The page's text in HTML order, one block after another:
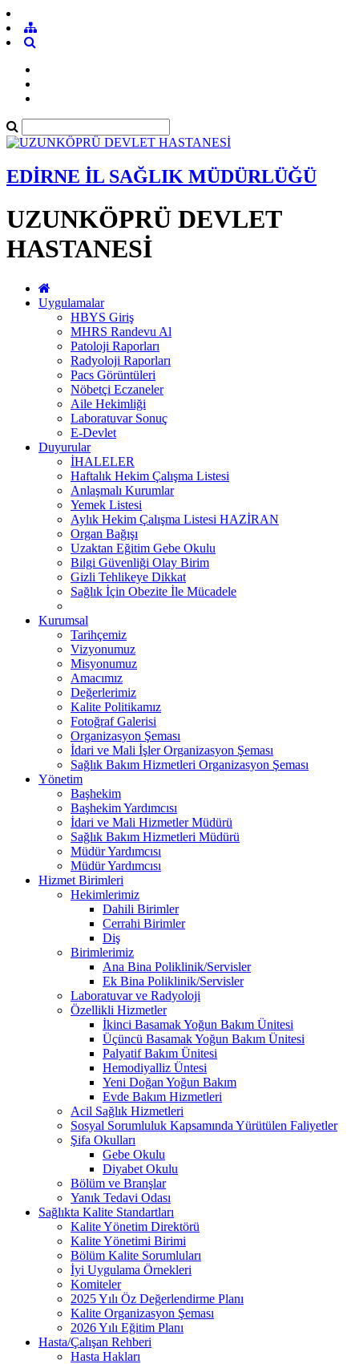
EDİRNE İL SAĞLIK MÜDÜRLÜĞÜ
UZUNKÖPRÜ DEVLET
HASTANESİ
Uygulamalar
HBYS Giriş
MHRS Randevu Al
Patoloji Raporları
Radyoloji Raporları
Pacs Görüntüleri
Nöbetçi Eczaneler
Aile Hekimliği
Laboratuvar Sonuç
E-Devlet
Duyurular
İHALELER
Haftalık Hekim Çalışma Listesi
Anlaşmalı Kurumlar
Yemek Listesi
Aylık Hekim Çalışma Listesi HAZİRAN
Organ Bağışı
Uzaktan Eğitim Gebe Okulu
Bilgi Güvenliği Olay Birim
Gizli Tehlikeye Dikkat
Sağlık İçin Obezite İle Mücadele
Kurumsal
Tarihçemiz
Vizyonumuz
Misyonumuz
Amacımız
Değerlerimiz
Kalite Politikamız
Fotoğraf Galerisi
Organizasyon Şeması
İdari ve Mali İşler Organizasyon Şeması
Sağlık Bakım Hizmetleri Organizasyon Şeması
Yönetim
Başhekim
Başhekim Yardımcısı
İdari ve Mali Hizmetler Müdürü
Sağlık Bakım Hizmetleri Müdürü
Müdür Yardımcısı
Müdür Yardımcısı
Hizmet Birimleri
Hekimlerimiz
Dahili Birimler
Cerrahi Birimler
Diş
Birimlerimiz
Ana Bina Poliklinik/Servisler
Ek Bina Poliklinik/Servisler
Laboratuvar ve Radyoloji
Özellikli Hizmetler
İkinci Basamak Yoğun Bakım Ünitesi
Üçüncü Basamak Yoğun Bakım Ünitesi
Palyatif Bakım Ünitesi
Hemodiyalliz Üntesi
Yeni Doğan Yoğun Bakım
Evde Bakım Hizmetleri
Acil Sağlık Hizmetleri
Sosyal Sorumluluk Kapsamında Yürütülen Faliyetler
Şifa Okulları
Gebe Okulu
Diyabet Okulu
Bölüm ve Branşlar
Yanık Tedavi Odası
Sağlıkta Kalite Standartları
Kalite Yönetim Direktörü
Kalite Yönetimi Birimi
Bölüm Kalite Sorumluları
İyi Uygulama Örnekleri
Komiteler
2025 Yılı Öz Değerlendirme Planı
Kalite Organizasyon Şeması
2026 Yılı Eğitim Planı
Hasta/Çalışan Rehberi
Hasta Hakları